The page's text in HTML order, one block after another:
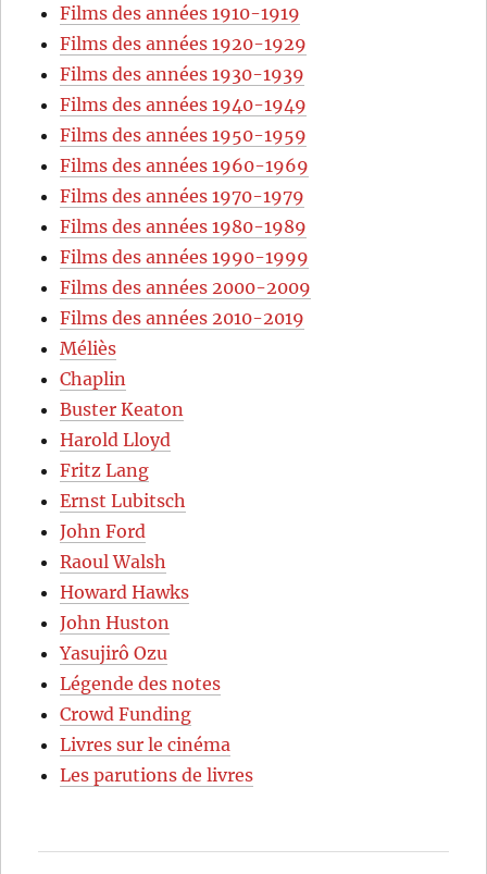
Films des années 1910-1919
Films des années 1920-1929
Films des années 1930-1939
Films des années 1940-1949
Films des années 1950-1959
Films des années 1960-1969
Films des années 1970-1979
Films des années 1980-1989
Films des années 1990-1999
Films des années 2000-2009
Films des années 2010-2019
Méliès
Chaplin
Buster Keaton
Harold Lloyd
Fritz Lang
Ernst Lubitsch
John Ford
Raoul Walsh
Howard Hawks
John Huston
Yasujirô Ozu
Légende des notes
Crowd Funding
Livres sur le cinéma
Les parutions de livres